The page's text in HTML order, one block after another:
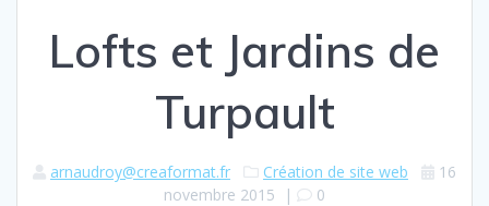
Lofts et Jardins de
Turpault
arnaudroy@creaformat.fr Création de site web
16
novembre 2015 | 0